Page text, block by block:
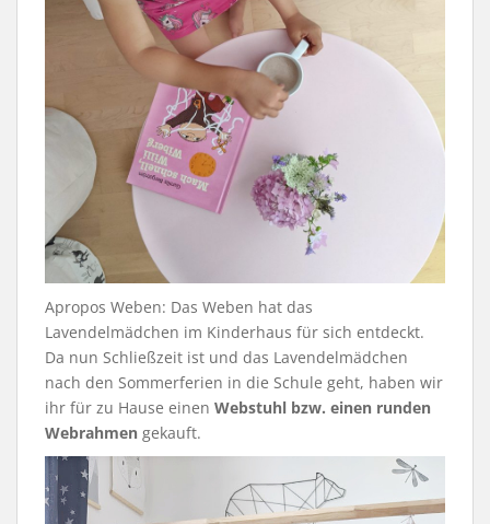
Apropos Weben: Das Weben hat das
Lavendelmädchen im Kinderhaus für sich entdeckt.
Da nun Schließzeit ist und das Lavendelmädchen
nach den Sommerferien in die Schule geht, haben wir
ihr für zu Hause einen Webstuhl bzw. einen runden
Webrahmen gekauft.